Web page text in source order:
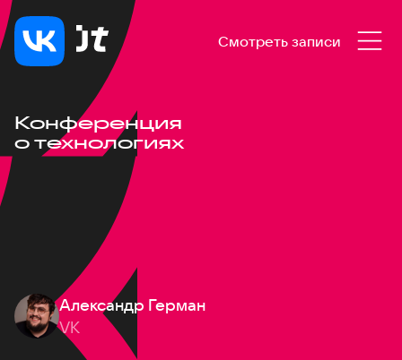
Смотреть записи
Конференция
о технологиях
Александр Герман
VK